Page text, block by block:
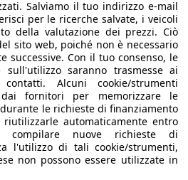
Salviamo il tuo indirizzo e-mail
per le ricerche salvate, i veicoli
della valutazione dei prezzi. Ciò
sito web, poiché non è necessario
successive. Con il tuo consenso, le
sull'utilizzo saranno trasmesse ai
Alcuni cookie/strumenti
fornitori per memorizzare le
le richieste di finanziamento
automaticamente entro
nuove richieste di
l'utilizzo di tali cookie/strumenti,
non possono essere utilizzate in